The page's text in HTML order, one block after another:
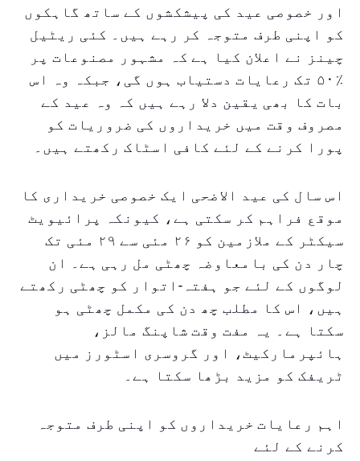
اور خصوصی عید کی پیشکشوں کے ساتھ گاہکوں
کو اپنی طرف متوجہ کر رہے ہیں۔ کئی ریٹیل
چینز نے اعلان کیا ہے کہ مشہور مصنوعات پر
٪۵۰ تک رعایات دستیاب ہوں گی، جبکہ وہ اس
بات کا بھی یقین دلا رہے ہیں کہ وہ عید کے
مصروف وقت میں خریداروں کی ضروریات کو
پورا کرنے کے لئے کافی اسٹاک رکھتے ہیں۔
اس سال کی عید الاضحی ایک خصوصی خریداری کا
موقع فراہم کر سکتی ہے، کیونکہ پرائیویٹ
سیکٹر کے ملازمین کو ۲۶ مئی سے ۲۹ مئی تک
چار دن کی بامعاوضہ چھٹی مل رہی ہے۔ ان
لوگوں کے لئے جو ہفتہ-اتوار کو چھٹی رکھتے
ہیں، اس کا مطلب چھ دن کی مکمل چھٹی ہو
سکتا ہے۔ یہ مفت وقت شاپنگ مالز،
ہائپرمارکیٹ، اور گروسری اسٹورز میں
ٹریفک کو مزید بڑھا سکتا ہے۔
اہم رعایات خریداروں کو اپنی طرف متوجہ
کرنے کے لئے